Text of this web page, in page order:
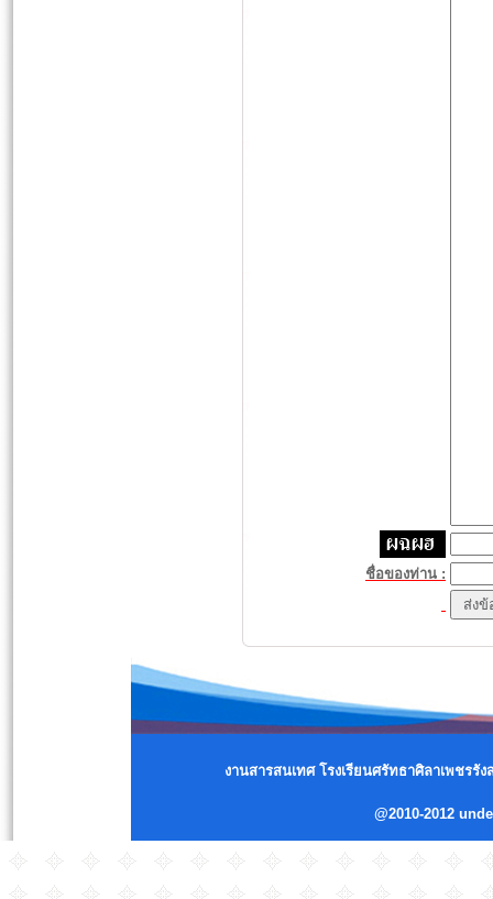
ชื่อของท่าน :
งานสารสนเทศ โรงเรียนศรัทธาศิลาเพชร
@2010-2012